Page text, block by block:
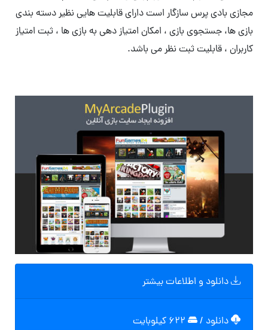
مجازی بادی پرس سازگار است دارای قابلیت هایی نظیر دسته بندی
بازی ها، جستجوی بازی ، امکان امتیاز دهی به بازی ها ، ثبت امتیاز
کاربران ، قابلیت ثبت نظر می باشد.
دانلود و اطلاعات بیشتر
دانلود /